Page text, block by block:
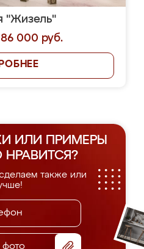
"Жизель"
000 руб.
ИЛИ ПРИМЕРЫ
НРАВИТСЯ?
также или
фото